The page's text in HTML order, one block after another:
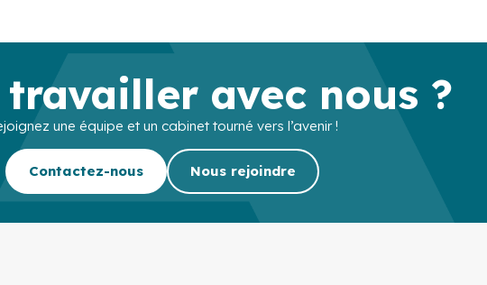
travailler avec nous ?
une équipe et un cabinet tourné vers l’avenir !
Contactez-nous Nous rejoindre